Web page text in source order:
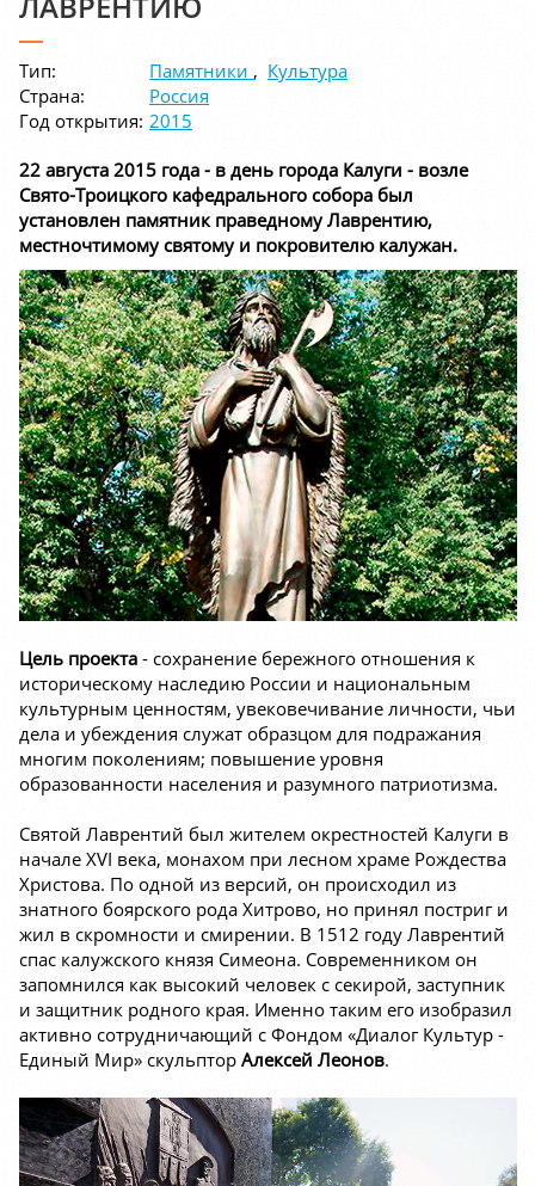
Тип: Памятники , Культура
Страна:
Россия
Год открытия: 2015
22 августа 2015 года - в день города Калуги - возле
Свято-Троицкого кафедрального собора был
установлен памятник праведному Лаврентию,
местночтимому святому и покровителю калужан.
Цель проекта - сохранение бережного отношения к
историческому наследию России и национальным
культурным ценностям, увековечивание личности, чьи
дела и убеждения служат образцом для подражания
многим поколениям; повышение уровня
образованности населения и разумного патриотизма.
Святой Лаврентий был жителем окрестностей Калуги в
начале ХVI века, монахом при лесном храме Рождества
Христова. По одной из версий, он происходил из
знатного боярского рода Хитрово, но принял постриг и
жил в скромности и смирении. В 1512 году Лаврентий
спас калужского князя Симеона. Современником он
запомнился как высокий человек с секирой, заступник
и защитник родного края. Именно таким его изобразил
активно сотрудничающий с Фондом «Диалог Культур -
Единый Мир» скульптор Алексей Леонов.